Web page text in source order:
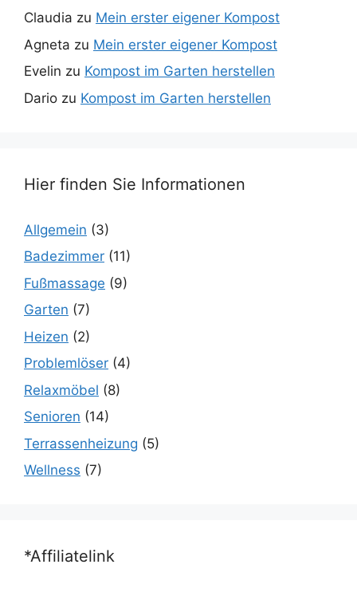
Claudia zu Mein erster eigener Kompost
Agneta zu Mein erster eigener Kompost
Evelin zu Kompost im Garten herstellen
Dario zu Kompost im Garten herstellen
Hier finden Sie Informationen
Allgemein (3)
Badezimmer (11)
Fußmassage (9)
Garten (7)
Heizen (2)
Problemlöser (4)
Relaxmöbel (8)
Senioren (14)
Terrassenheizung (5)
Wellness (7)
*Affiliatelink